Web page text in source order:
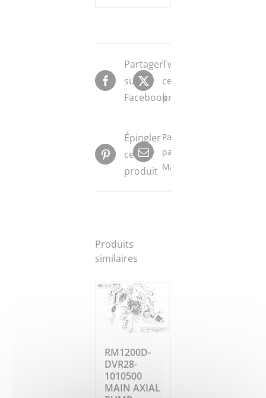
Partager
sur
Facebook
Tweeter
ce
produit
Épingler
ce
produit
Partager
par
Mail
Produits
similaires
RM1200D-
DVR28-
1010500
MAIN AXIAL